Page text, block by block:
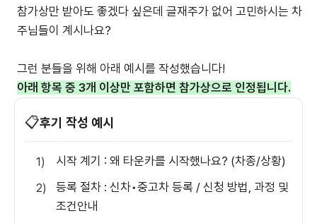
참가상만 받아도 좋겠다 싶은데 글재주가 없어 고민하시는 차
주님들이 계시나요?
그런 분들을 위해 아래 예시를 작성했습니다!
아래 항목 중 3개 이상만 포함하면 참가상으로 인정됩니다.
📋후기 작성 예시
1) 시작 계기 : 왜 타운카를 시작했나요? (차종/상황)
2)
등록 절차 : 신차•중고차 등록 / 신청 방법, 과정 및
조건안내